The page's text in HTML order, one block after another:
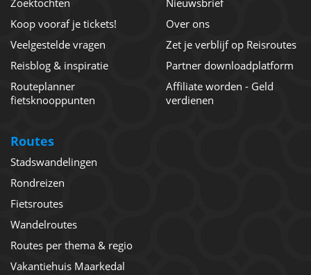
Koop vooraf je tickets!
Veelgestelde vragen
Reisblog & inspiratie
Routeplanner
fietsknooppunten
Over ons
Zet je verblijf op Reisroutes
Partner downloadplatform
Affiliate worden - Geld
verdienen
Routes
Stadswandelingen
Rondreizen
Fietsroutes
Wandelroutes
Routes per thema & regio
Vakantiehuis Maarkedal